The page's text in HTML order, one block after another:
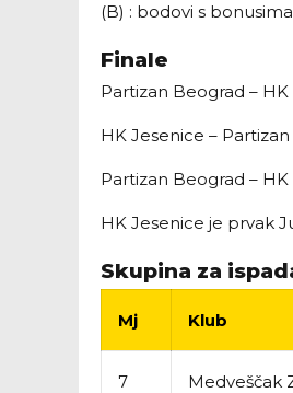
(B) : bodovi s
Finale
Partizan Beograd –
HK Jesenice –
Partizan Beograd –
HK Jesenice je prvak
Skupina za
Mj Klub
7 Medveščak